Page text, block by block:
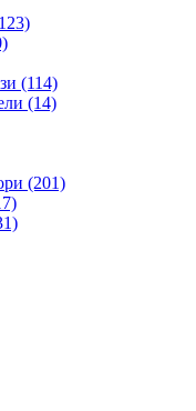
(114)
(14)
(201)